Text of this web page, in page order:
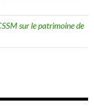
sur le patrimoine de